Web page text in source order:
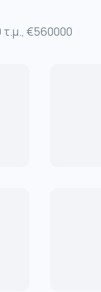
€560000